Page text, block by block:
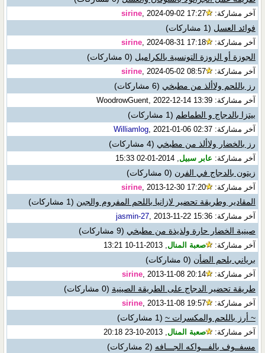
آخر مشاركة: sirine, 2024-09-02 17:27
فوائد العسل (1 مشاركات)
آخر مشاركة: sirine, 2024-08-31 17:18
الجوزة أو الزوزة التونسية بالكراميل (0 مشاركات)
آخر مشاركة: sirine, 2024-05-02 08:57
رز باللحم ولاألذ من مطبخي (6 مشاركات)
آخر مشاركة: WoodrowGuent, 2022-12-14 13:39
بيتزا بالدجاج و الطماطم (1 مشاركات)
آخر مشاركة: Williamlog, 2021-01-06 02:37
رز بالخضار ولاألذ من مطبخي (4 مشاركات)
آخر مشاركة: عابر سبيل, 2014-01-02 15:33
زيتون بالدجاج في الفرن (0 مشاركات)
آخر مشاركة: sirine, 2013-12-30 17:20
المقادير وطريقة تحضير لازانيا باللحم المفروم والجبن (1 مشاركات)
آخر مشاركة: jasmin-27, 2013-11-22 15:36
صينية الخضار حارة ولذيذة من مطبخي (9 مشاركات)
آخر مشاركة: صعبة المنال, 2013-11-10 13:21
برياني بلحم الضأن (0 مشاركات)
آخر مشاركة: sirine, 2013-11-08 20:14
طريقة تحضير الدجاج على الطريقة الصينية (0 مشاركات)
آخر مشاركة: sirine, 2013-11-08 19:57
~ أرز باللحم والمكسرات ~ (1 مشاركات)
آخر مشاركة: صعبة المنال, 2013-10-23 20:18
مسفــوف بالفـــواكه الجـــافه (2 مشاركات)